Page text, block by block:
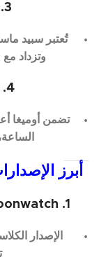
3. استثمار يدوم مدى الحياة
تُعتبر سبيد
وتزداد
4. جودة سويسرية لا تُضاهى
تضمن أوميغا
أبرز
1. Speedmaster Professional Moonwatch
الإصدار